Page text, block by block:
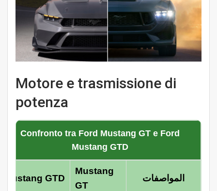
Motore e trasmissione di
potenza
Confronto tra Ford Mustang GT e Ford
Mustang GTD
المواصفات
Mustang
GT
Mustang GTD